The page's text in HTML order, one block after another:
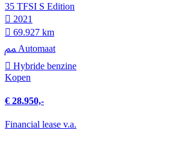
35 TFSI S Edition
2021
69.927 km
Automaat
Hybride benzine
Kopen
€ 28.950,-
Financial lease v.a.